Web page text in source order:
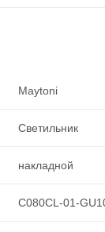
Maytoni
Светильник
накладной
C080CL-01-